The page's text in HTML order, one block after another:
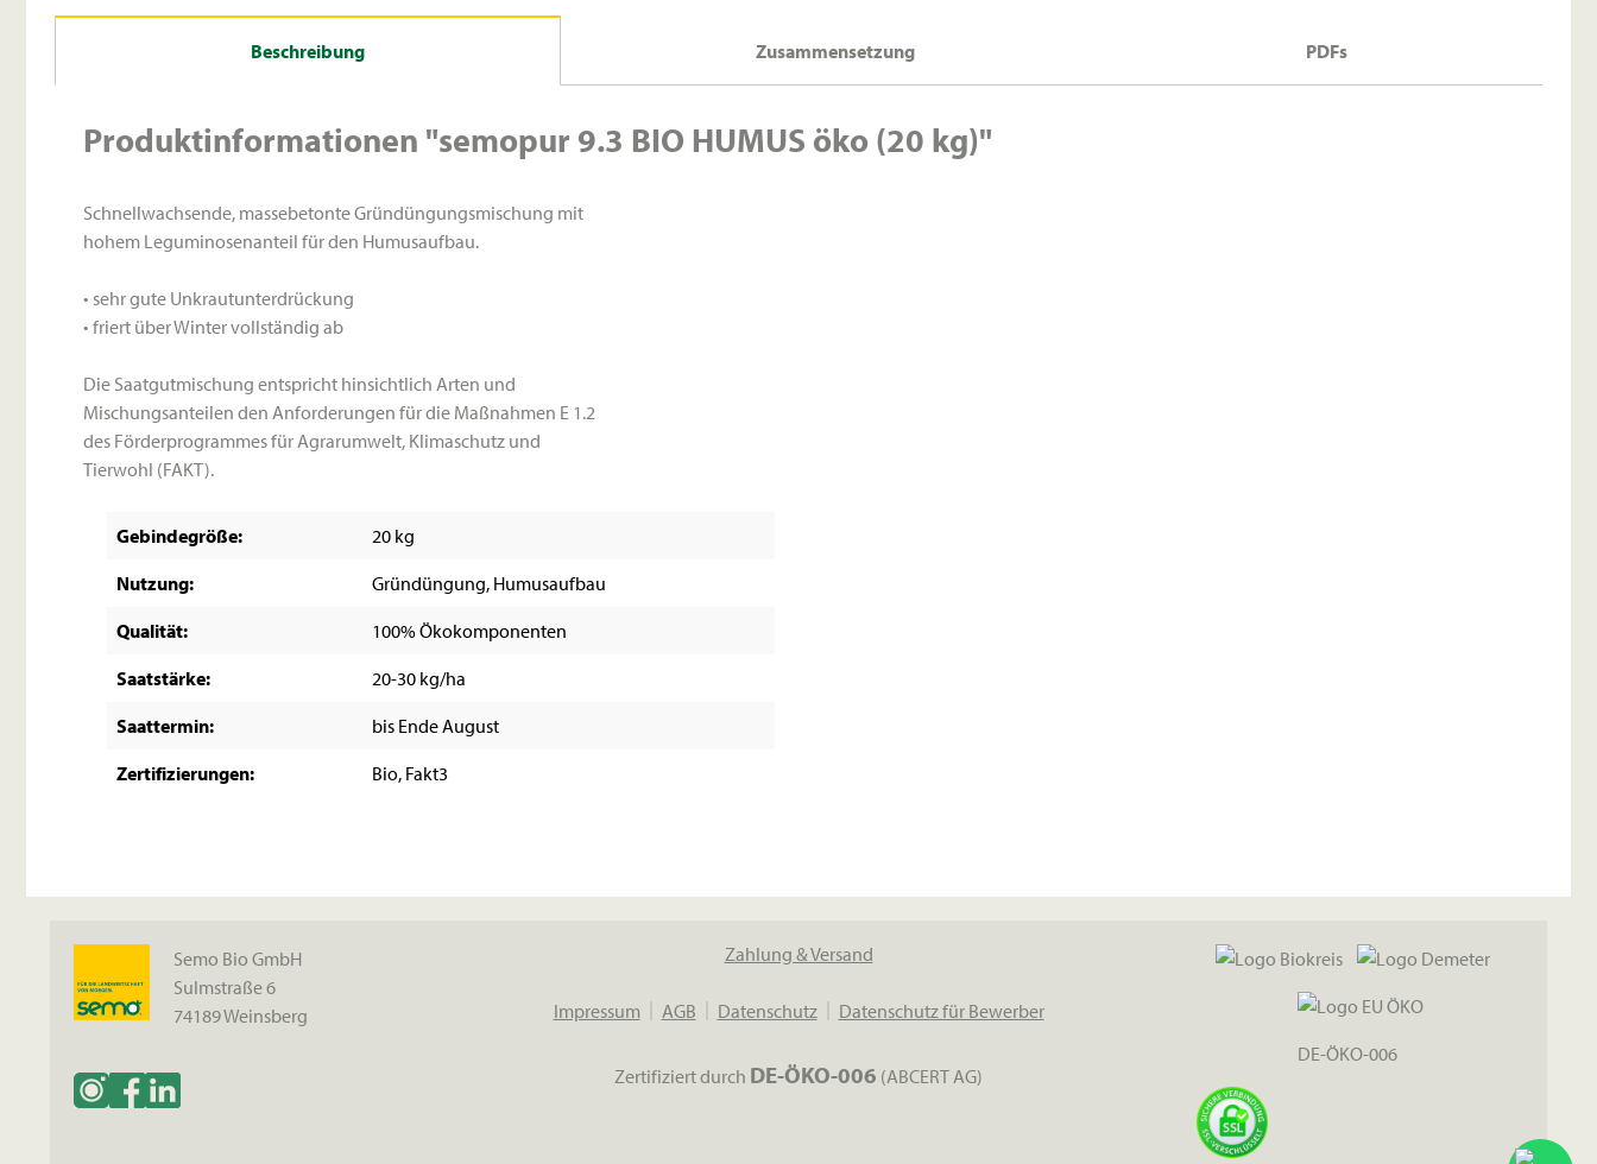
Beschreibung Zusammensetzung PDFs
Produktinformationen "semopur 9.3 BIO HUMUS öko (20 kg)"
Schnellwachsende, massebetonte Gründüngungsmischung mit
hohem Leguminosenanteil für den Humusaufbau.
• sehr gute Unkrautunterdrückung
• friert über Winter vollständig ab
Die Saatgutmischung entspricht hinsichtlich Arten und
Mischungsanteilen den Anforderungen für die Maßnahmen E 1.2
des Förderprogrammes für Agrarumwelt, Klimaschutz und
Tierwohl (FAKT).
Gebindegröße:
20 kg
Nutzung:
Gründüngung, Humusaufbau
Qualität:
100% Ökokomponenten
Saatstärke:
20-30 kg/ha
Saattermin:
bis Ende August
Zertifizierungen:
Bio, Fakt3
Semo Bio GmbH
Sulmstraße 6
74189 Weinsberg
Zahlung & Versand
Impressum AGB Datenschutz Datenschutz für Bewerber
Zertifiziert durch DE-ÖKO-006 (ABCERT AG)
DE-ÖKO-006